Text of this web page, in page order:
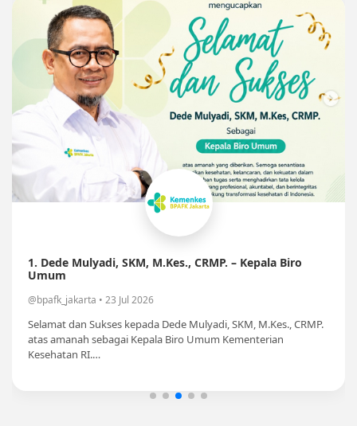
1. Dede Mulyadi, SKM, M.Kes., CRMP. – Kepala Biro
Umum
@bpafk_jakarta • 23 Jul 2026
Selamat dan Sukses kepada Dede Mulyadi, SKM, M.Kes., CRMP.
atas amanah sebagai Kepala Biro Umum Kementerian
Kesehatan RI.…